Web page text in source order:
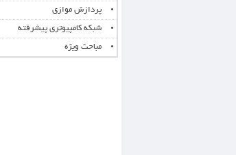
پردازش موازی
شبکه کامپیوتری پیشرفته
مباحث ویژه